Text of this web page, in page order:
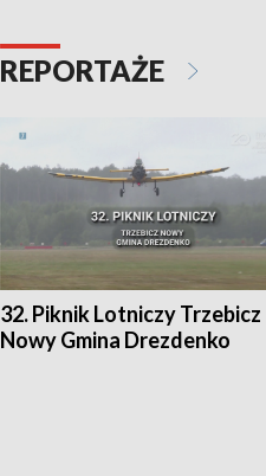
REPORTAŻE
32. Piknik Lotniczy Trzebicz
Nowy Gmina Drezdenko